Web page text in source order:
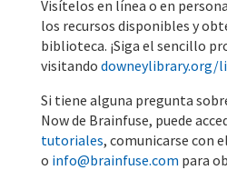
Visítelos en línea o en
los recursos disponibles y
biblioteca. ¡Siga el sencillo
visitando downeylibrary.org/
Si tiene alguna pregunta
Now de Brainfuse, puede
tutoriales, comunicarse con
o info@brainfuse.com para